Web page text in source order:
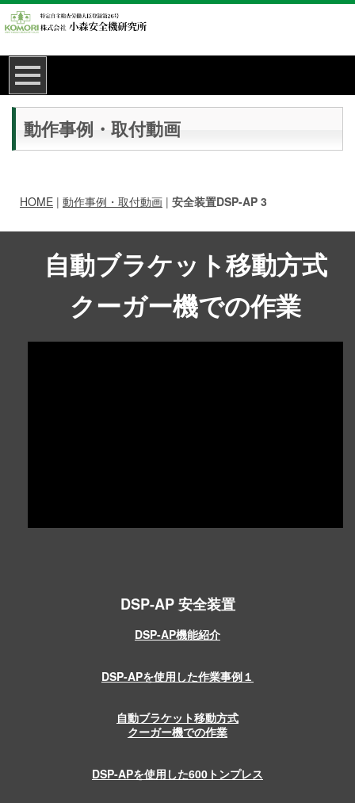
動作事例・取付動画
HOME | 動作事例・取付動画 | 安全装置DSP-AP 3
自動ブラケット移動方式
クーガー機での作業
DSP-AP 安全装置
DSP-AP機能紹介
DSP-APを使用した作業事例１
自動ブラケット移動方式
クーガー機での作業
DSP-APを使用した600トンプレス